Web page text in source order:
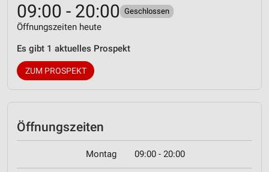
09:00 - 20:00 Geschlossen
Öffnungszeiten heute
Es gibt 1 aktuelles Prospekt
ZUM PROSPEKT
Öffnungszeiten
Montag 09:00 - 20:00